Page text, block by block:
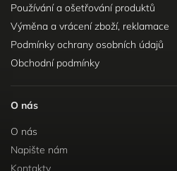
Používání a ošetřování produktů
Výměna a vrácení zboží, reklamace
Podmínky ochrany osobních údajů
Obchodní podmínky
O nás
O nás
Napište nám
Kontakty